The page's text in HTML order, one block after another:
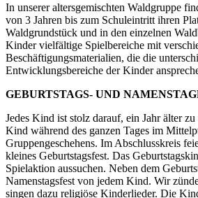
In unserer altersgemischten Waldgruppe
von 3 Jahren bis zum Schuleintritt ihren
Waldgrundstück und in den einzelnen
Kinder vielfältige Spielbereiche mit
Beschäftigungsmaterialien, die die
Entwicklungsbereiche der Kinder
GEBURTSTAGS- UND
Jedes Kind ist stolz darauf, ein Jahr älter
Kind während des ganzen Tages im
Gruppengeschehens. Im Abschlusskreis
kleines Geburtstagsfest. Das
Spielaktion aussuchen. Neben dem
Namenstagsfest von jedem Kind. Wir
singen dazu religiöse Kinderlieder. Die